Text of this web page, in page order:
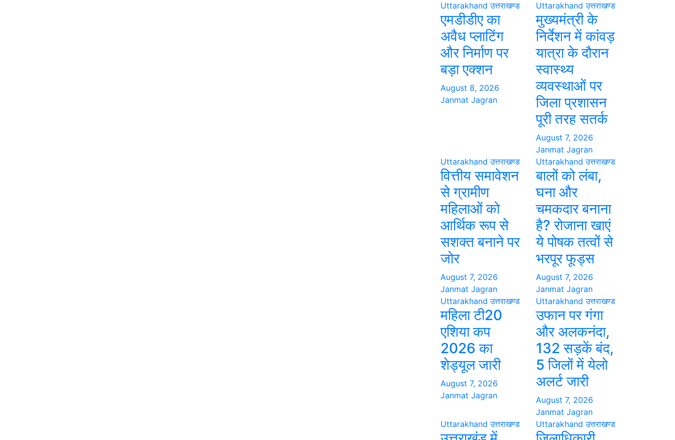
Uttarakhand उत्तराखण्ड
एमडीडीए का
अवैध प्लाटिंग
और निर्माण पर
बड़ा एक्शन
August 8, 2026
Janmat Jagran
Uttarakhand उत्तराखण्ड
मुख्यमंत्री के
निर्देशन में कांवड़
यात्रा के दौरान
स्वास्थ्य
व्यवस्थाओं पर
जिला प्रशासन
पूरी तरह सतर्क
August 7, 2026
Janmat Jagran
Uttarakhand उत्तराखण्ड
वित्तीय समावेशन
से ग्रामीण
महिलाओं को
आर्थिक रूप से
सशक्त बनाने पर
जोर
August 7, 2026
Janmat Jagran
Uttarakhand उत्तराखण्ड
बालों को लंबा,
घना और
चमकदार बनाना
है? रोजाना खाएं
ये पोषक तत्वों से
भरपूर फूड्स
August 7, 2026
Janmat Jagran
Uttarakhand उत्तराखण्ड
महिला टी20
एशिया कप
2026 का
शेड्यूल जारी
August 7, 2026
Janmat Jagran
Uttarakhand उत्तराखण्ड
उफान पर गंगा
और अलकनंदा,
132 सड़कें बंद,
5 जिलों में येलो
अलर्ट जारी
August 7, 2026
Janmat Jagran
Uttarakhand उत्तराखण्ड Uttarakhand उत्तराखण्ड